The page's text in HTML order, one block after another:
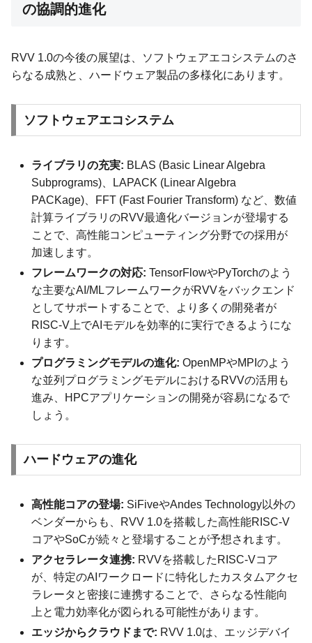
の協調的進化
RVV 1.0の今後の展望は、ソフトウェアエコシステムのさ
らなる成熟と、ハードウェア製品の多様化にあります。
ソフトウェアエコシステム
ライブラリの充実: BLAS (Basic Linear Algebra
Subprograms)、LAPACK (Linear Algebra
PACKage)、FFT (Fast Fourier Transform) など、数値
計算ライブラリのRVV最適化バージョンが登場する
ことで、高性能コンピューティング分野での採用が
加速します。
フレームワークの対応: TensorFlowやPyTorchのよう
な主要なAI/MLフレームワークがRVVをバックエンド
としてサポートすることで、より多くの開発者が
RISC-V上でAIモデルを効率的に実行できるようにな
ります。
プログラミングモデルの進化: OpenMPやMPIのよう
な並列プログラミングモデルにおけるRVVの活用も
進み、HPCアプリケーションの開発が容易になるで
しょう。
ハードウェアの進化
高性能コアの登場: SiFiveやAndes Technology以外の
ベンダーからも、RVV 1.0を搭載した高性能RISC-V
コアやSoCが続々と登場することが予想されます。
アクセラレータ連携: RVVを搭載したRISC-Vコア
が、特定のAIワークロードに特化したカスタムアクセ
ラレータと密接に連携することで、さらなる性能向
上と電力効率化が図られる可能性があります。
エッジからクラウドまで: RVV 1.0は、エッジデバイ